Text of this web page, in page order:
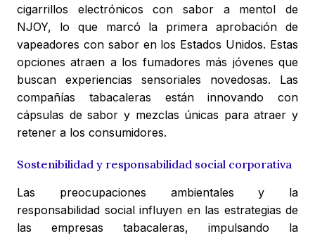
cigarrillos electrónicos con sabor a mentol de
NJOY, lo que marcó la primera aprobación de
vapeadores con sabor en los Estados Unidos. Estas
opciones atraen a los fumadores más jóvenes que
buscan experiencias sensoriales novedosas. Las
compañías tabacaleras están innovando con
cápsulas de sabor y mezclas únicas para atraer y
retener a los consumidores.
Sostenibilidad y responsabilidad social corporativa
Las preocupaciones ambientales y la
responsabilidad social influyen en las estrategias de
las empresas tabacaleras, impulsando la